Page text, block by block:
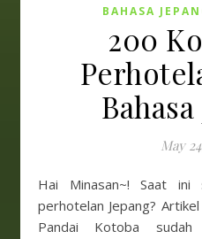
BAHASA
200
May
Hai Minasan~! Saat ini sedang belajar tentang
perhotelan Jepang?
Pandai Kotoba sudah